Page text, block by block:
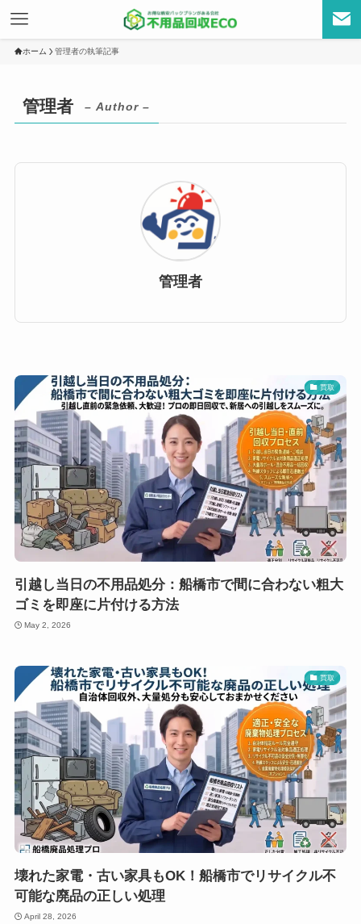
ホーム 管理者の執筆記事
管理者 – Author –
管理者
買取
引越し当日の不用品処分：船橋市で間に合わない粗大
ゴミを即座に片付ける方法
May 2, 2026
買取
壊れた家電・古い家具もOK！船橋市でリサイクル不
可能な廃品の正しい処理
April 28, 2026